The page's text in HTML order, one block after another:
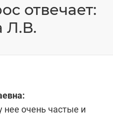
отвечает:
Л.В.
нее очень частые и